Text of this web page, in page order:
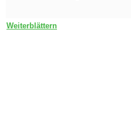
Weiterblättern